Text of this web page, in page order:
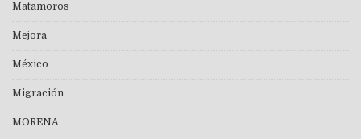
Matamoros
Mejora
México
Migración
MORENA